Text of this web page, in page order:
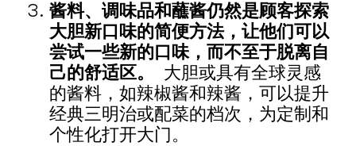
酱料、调味品和蘸酱仍然是顾客探索
大胆新口味的简便方法，让他们可以
尝试一些新的口味，而不至于脱离自
己的舒适区。
大胆或具有全球灵感
的酱料，如辣椒酱和辣酱，可以提升
经典三明治或配菜的档次，为定制和
个性化打开大门。